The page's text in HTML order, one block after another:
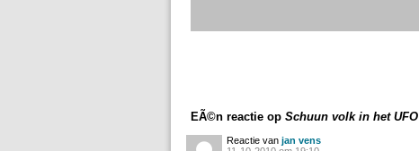
EÃ©n reactie op Schuun volk in het UFO
Reactie van jan vens